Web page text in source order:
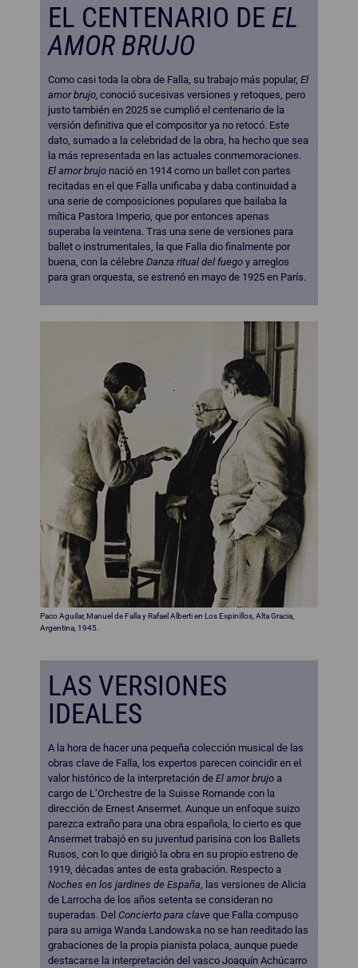
EL CENTENARIO DE EL
AMOR BRUJO
Como casi toda la obra de Falla, su trabajo más popular, El
amor brujo, conoció sucesivas versiones y retoques, pero
justo también en 2025 se cumplió el centenario de la
versión definitiva que el compositor ya no retocó. Este
dato, sumado a la celebridad de la obra, ha hecho que sea
la más representada en las actuales conmemoraciones.
El amor brujo nació en 1914 como un ballet con partes
recitadas en el que Falla unificaba y daba continuidad a
una serie de composiciones populares que bailaba la
mítica Pastora Imperio, que por entonces apenas
superaba la veintena. Tras una serie de versiones para
ballet o instrumentales, la que Falla dio finalmente por
buena, con la célebre Danza ritual del fuego y arreglos
para gran orquesta, se estrenó en mayo de 1925 en París.
Paco Aguilar, Manuel de Falla y Rafael Alberti en Los Espinillos, Alta Gracia,
Argentina, 1945.
LAS VERSIONES
IDEALES
A la hora de hacer una pequeña colección musical de las
obras clave de Falla, los expertos parecen coincidir en el
valor histórico de la interpretación de El amor brujo a
cargo de L’Orchestre de la Suisse Romande con la
dirección de Ernest Ansermet. Aunque un enfoque suizo
parezca extraño para una obra española, lo cierto es que
Ansermet trabajó en su juventud parisina con los Ballets
Rusos, con lo que dirigió la obra en su propio estreno de
1919, décadas antes de esta grabación. Respecto a
Noches en los jardines de España , las versiones de Alicia
de Larrocha de los años setenta se consideran no
superadas. Del Concierto para clave que Falla compuso
para su amiga Wanda Landowska no se han reeditado las
grabaciones de la propia pianista polaca, aunque puede
destacarse la interpretación del vasco Joaquín Achúcarro